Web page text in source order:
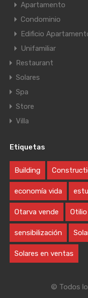
Apartamento
Condominio
Edificio
Unifamiliar
Restaurant
Solares
Spa
Store
Villa
Etiquetas
Building
economía vida
Otarva vende
sensibilización
Solares en ventas
© Todos